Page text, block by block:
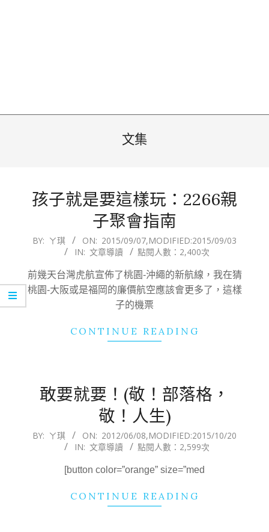
文集
孩子就是要這樣玩：2266親
子聚會指南
2015-
07
BY: ㄚ琪 ON: 2015/09/07,MODIFIED:2015/09/03
IN: 文章導讀 點閱人數：2,400次
前幾天台灣虎航宣佈了桃園-沖繩的新航線，我在猜
桃園-大阪或是福岡的廉價航空應該會更多了，這樣
子的機票
CONTINUE READING
敢要就要！(敬！部落格，
敬！人生)
2012-
BY: ㄚ琪 ON: 2012/06/08,MODIFIED:2015/10/20
IN: 文章導讀 點閱人數：2,599次
[button color=”orange” size=”med
CONTINUE READING